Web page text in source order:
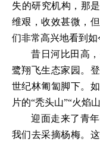
失的研究机构，那
维艰，收效甚微，
们非常高兴地看到如
昔日河比田高
鹭翔飞生态家园。
世纪林匍匐脚下。
片的“秃头山”“火焰
迎面走来了青
我们去采摘杨梅。